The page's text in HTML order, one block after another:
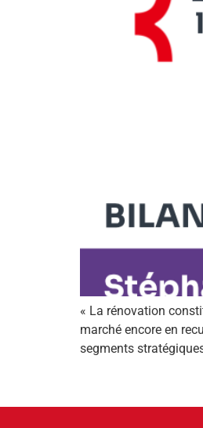
« La rénovation
marché encore en
segments